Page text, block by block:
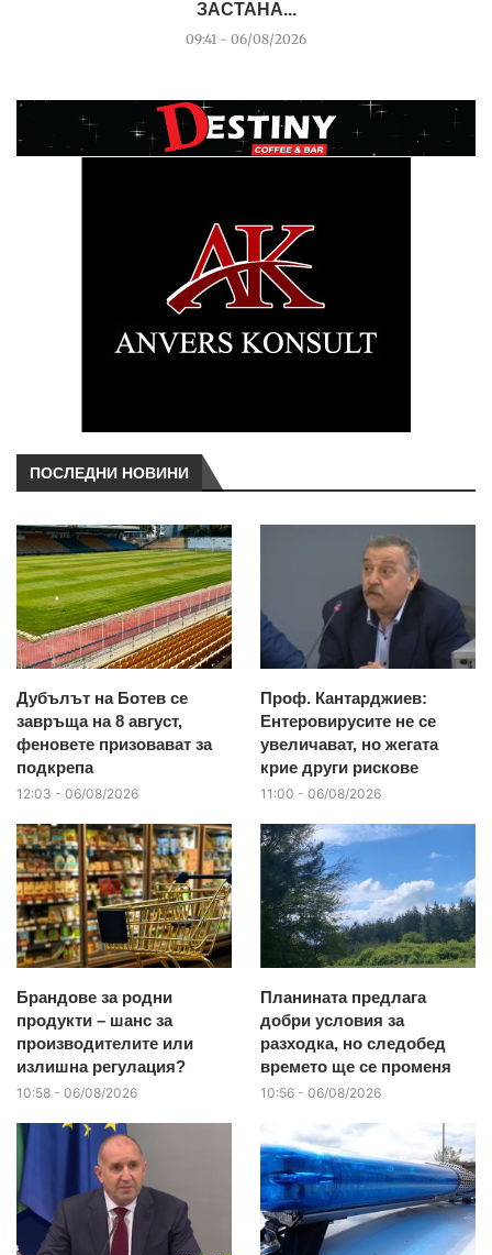
ЗАСТАНА...
09:41 - 06/08/2026
ПОСЛЕДНИ НОВИНИ
Дубълът на Ботев се
завръща на 8 август,
феновете призовават за
подкрепа
12:03 - 06/08/2026
Проф. Кантарджиев:
Ентеровирусите не се
увеличават, но жегата
крие други рискове
11:00 - 06/08/2026
Брандове за родни
продукти – шанс за
производителите или
излишна регулация?
10:58 - 06/08/2026
Планината предлага
добри условия за
разходка, но следобед
времето ще се променя
10:56 - 06/08/2026